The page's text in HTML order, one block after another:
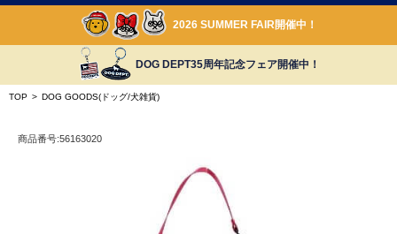
o
2026 SUMMER FAIR開催中！
DOG DEPT35周年記念フェア開催中！
TOP > DOG GOODS(ドッグ/犬雑貨)
商品番号:56163020